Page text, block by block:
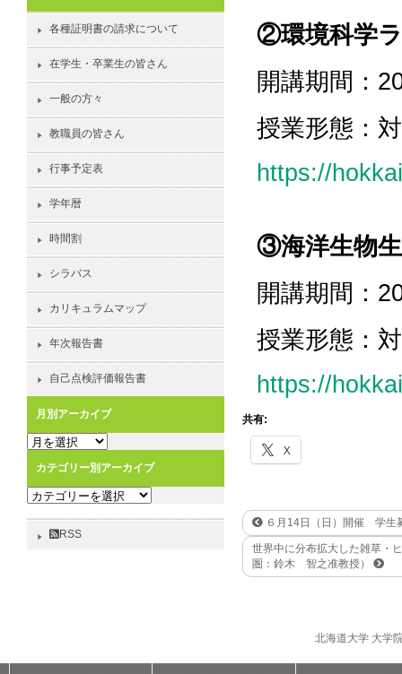
②環境科学
開講期間：
授業形態：
https://
③海洋生物
開講期間：
授業形態：
https://
共有:
X
６月14日（日）開催 学生
世界中に分布拡大した雑草・
圏：鈴木 智之准教授）
各種証明書の請求について
在学生・卒業生の皆さん
一般の方々
教職員の皆さん
行事予定表
学年暦
時間割
シラバス
カリキュラムマップ
年次報告書
自己点検評価報告書
月別アーカイブ
月
ー
カ
イ
カテゴリー別アーカイブ
カ
ゴ
イ
RSS
北海道大学 大学